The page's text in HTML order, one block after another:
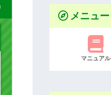
メニュー
マニュアル